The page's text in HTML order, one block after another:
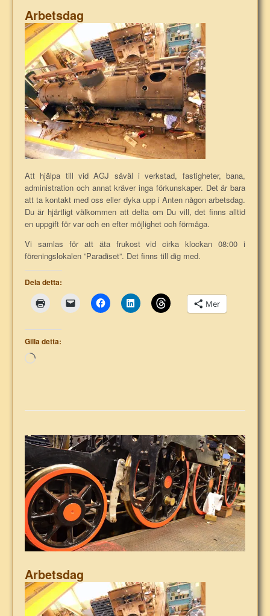
Arbetsdag
Att hjälpa till vid AGJ såväl i verkstad, fastigheter, bana,
administration och annat kräver inga förkunskaper. Det är bara
att ta kontakt med oss eller dyka upp i Anten någon arbetsdag.
Du är hjärtligt välkommen att delta om Du vill, det finns alltid
en uppgift för var och en efter möjlighet och förmåga.
Vi samlas för att äta frukost vid cirka klockan 08:00 i
föreningslokalen ”Paradiset”. Det finns till dig med.
Dela detta:
Mer
Gilla detta:
Laddar
Arbetsdag